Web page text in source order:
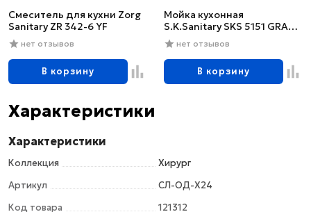
Смеситель для кухни Zorg
Sanitary ZR 342-6 YF
нет отзывов
В корзину
Мойка кухонная
S.K.Sanitary SKS 5151 GRAFIT
с сифоном
нет отзывов
В корзину
Характеристики
Характеристики
Коллекция
Хирург
Артикул
СЛ-ОД-Х24
Код товара
121312